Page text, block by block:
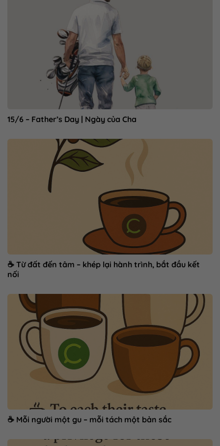
15/6 – Father’s Day | Ngày của Cha
☕ Từ đất đến tâm – khép lại hành trình, bắt đầu kết
nối
☕ Mỗi người một gu – mỗi tách một bản sắc